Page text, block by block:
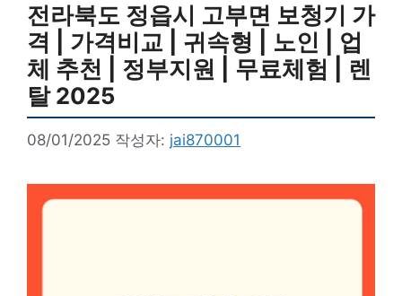
전라북도 정읍시 고부면 보청기 가
격 | 가격비교 | 귀속형 | 노인 | 업
체 추천 | 정부지원 | 무료체험 | 렌
탈 2025
08/01/2025 작성자: jai870001